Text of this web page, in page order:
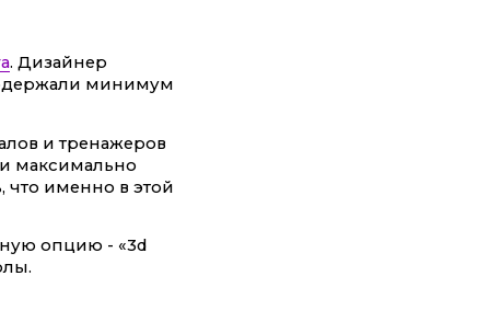
. Дизайнер
минимум
и тренажеров
максимально
что именно в этой
опцию - «3d